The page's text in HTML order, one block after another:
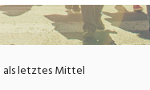
Ausbildung /
als letztes Mittel